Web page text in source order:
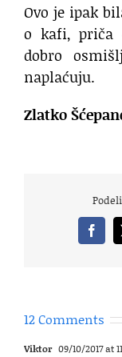
Ovo je ipak
o kafi, priča
dobro
naplaćuju.
Zlatko
12 Comments
Viktor 09/10/2017 at